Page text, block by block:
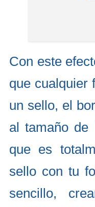
Con este
que cualquier
un sello, el
al tamaño de
que es
sello con tu
sencillo,